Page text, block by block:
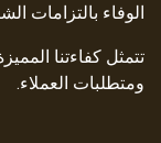
الوفاء بالتزامات
تتمثل كفاءتنا
ومتطلبات العملاء.